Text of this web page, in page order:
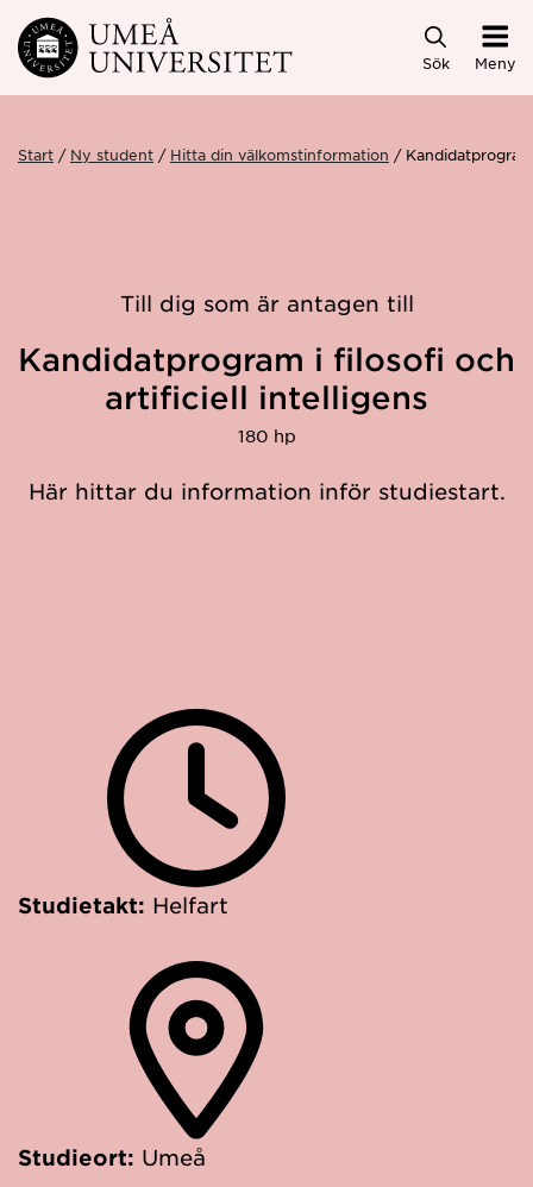
Hoppa direkt till innehållet
Sök Meny
Start Ny student Hitta din välkomstinformation
Till dig som är antagen till
Kandidatprogram i filosofi och
artificiell intelligens
180 hp
Här hittar du information inför studiestart.
Studietakt: Helfart
Studieort: Umeå